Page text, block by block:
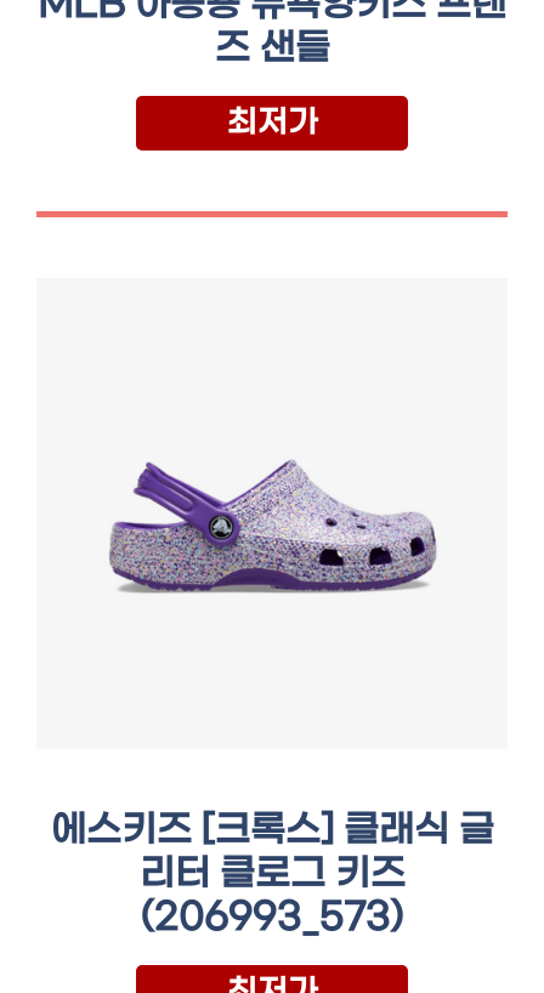
즈 샌들
최저가
에스키즈 [크록스] 클래식 글
리터 클로그 키즈
(206993_573)